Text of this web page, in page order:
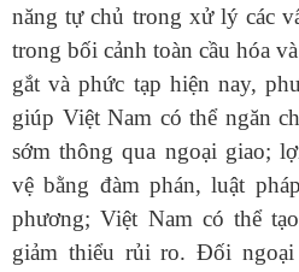
năng tự chủ trong xử lý các
trong bối cảnh toàn cầu hóa
gắt và phức tạp hiện nay,
giúp Việt Nam có thể ngăn
sớm thông qua ngoại giao;
vệ bằng đàm phán, luật
phương; Việt Nam có thể
giảm thiểu rủi ro. Đối